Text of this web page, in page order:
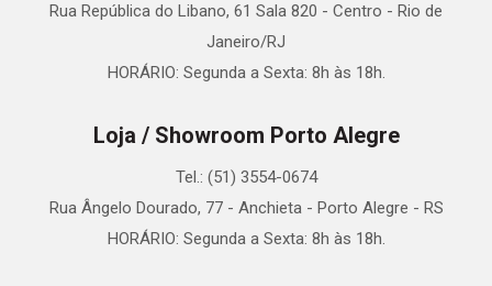
Rua República do Libano, 61 Sala 820 - Centro - Rio de
Janeiro/RJ
HORÁRIO: Segunda a Sexta: 8h às 18h.
Loja / Showroom Porto Alegre
Tel.: (51) 3554-0674
Rua Ângelo Dourado, 77 - Anchieta - Porto Alegre - RS
HORÁRIO: Segunda a Sexta: 8h às 18h.